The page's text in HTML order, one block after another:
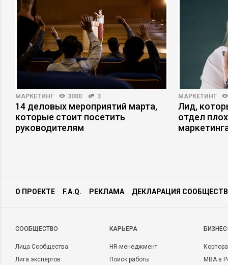
МАРКЕТИНГ 3000 3
14 деловых мероприятий марта,
которые стоит посетить
руководителям
МАРКЕТИНГ
Лид,
отдел
О ПРОЕКТЕ F.A.Q. РЕКЛАМА ДЕКЛАРАЦИЯ
CООБЩЕСТВО
Лица Сообщества
Лига экспертов
КАРЬЕРА
HR-менеджмент
Поиск работы
MBA в